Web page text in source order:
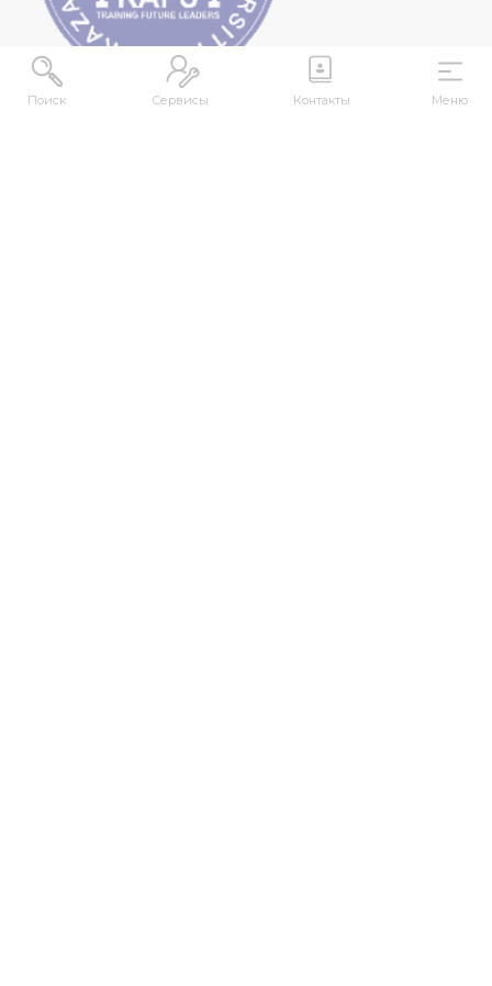
Поиск Сервисы Контакты Меню